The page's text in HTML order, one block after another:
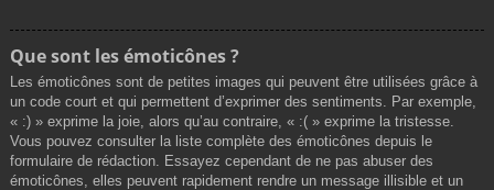
Que sont les émoticônes ?
Les émoticônes sont de petites images qui peuvent être utilisées grâce à
un code court et qui permettent d’exprimer des sentiments. Par exemple,
« :) » exprime la joie, alors qu’au contraire, « :( » exprime la tristesse.
Vous pouvez consulter la liste complète des émoticônes depuis le
formulaire de rédaction. Essayez cependant de ne pas abuser des
émoticônes, elles peuvent rapidement rendre un message illisible et un